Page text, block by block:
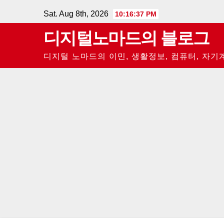
to
Sat. Aug 8th, 2026 10:16:38 PM
디지털노마드의 블로그
디지털 노마드의 이민, 생활정보, 컴퓨터, 자기